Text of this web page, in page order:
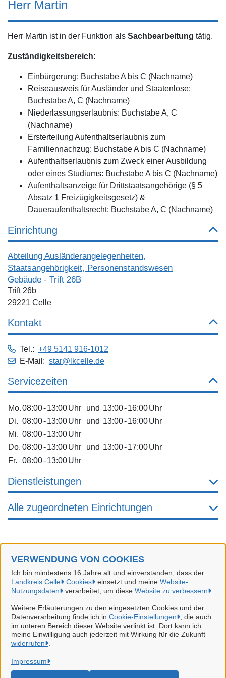
VERWENDUNG VON COOKIES
Ich bin mindestens 16 Jahre alt und einverstanden, dass der
Landkreis Celle
Cookies einsetzt und meine Website-
Nutzungsdaten
verarbeitet, um diese Website zu verbessern
Weitere Erläuterungen zu den eingesetzten Cookies und der
Datenverarbeitung finde ich in Cookie-Einstellungen
, die auch
im unteren Bereich dieser Website verlinkt ist. Dort kann ich
meine Einwilligung auch jederzeit mit Wirkung für die Zukunft
widerrufen
Impressum
Herr Martin
Herr Martin ist in der Funktion als Sachbearbeitung tätig.
Zuständigkeitsbereich:
Einbürgerung: Buchstabe A bis C (Nachname)
Reiseausweis für Ausländer und Staatenlose:
Buchstabe A, C (Nachname)
Niederlassungserlaubnis: Buchstabe A, C
(Nachname)
Ersterteilung Aufenthaltserlaubnis zum
Familiennachzug: Buchstabe A bis C (Nachname)
Aufenthaltserlaubnis zum Zweck einer Ausbildung
oder eines Studiums: Buchstabe A bis C (Nachname)
Aufenthaltsanzeige für Drittstaatsangehörige (§ 5
Absatz 1 Freizügigkeitsgesetz) &
Daueraufenthaltsrecht: Buchstabe A, C (Nachname)
Einrichtung
Abteilung Ausländerangelegenheiten,
Staatsangehörigkeit, Personenstandswesen
Gebäude - Trift 26B
Trift 26b
29221 Celle
Kontakt
Tel.: +49 5141 916-1012
E-Mail: star@lkcelle.de
Servicezeiten
Mo.08:00-13:00Uhr und 13:00-16:00Uhr
Di. 08:00-13:00Uhr und 13:00-16:00Uhr
Mi. 08:00-13:00Uhr
Do. 08:00-13:00Uhr und 13:00-17:00Uhr
Fr.
08:00-13:00Uhr
Dienstleistungen
Alle zugeordneten Einrichtungen
Landkreis Celle
Alle Rechte vorbehalten
Datenschutzerklärung
Impressum
Erklärung zur Barrierefreiheit